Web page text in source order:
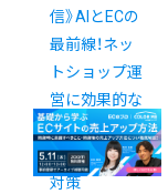
信》AIとECの
最前線！ネッ
トショップ運
営に効果的な
「ChatGPT」
活用法とSEO
対策